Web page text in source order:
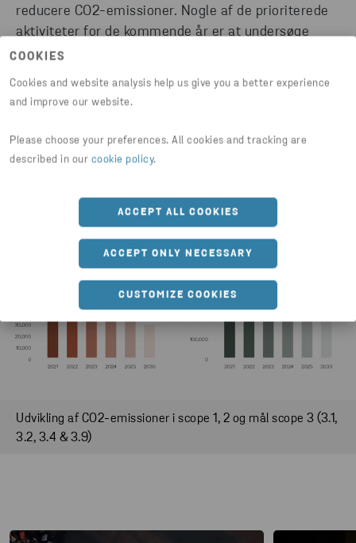
COOKIES
Cookies and website analysis help us give you a better experience
and improve our website.
Please choose your preferences. All cookies and tracking are
described in our cookie policy.
ACCEPT ALL COOKIES
ACCEPT ONLY NECESSARY
CUSTOMIZE COOKIES
reducere CO2-emissioner. Nogle af de prioriterede
aktiviteter for de kommende år er at undersøge
mulighederne for at elektrificere en større del af
biobrændstof og øge brugen af vedvarende energi.
logistik for at undersøge, hvordan man kan opnå
effektive reduktioner.
Udvikling af CO2-emissioner i scope 1, 2 og mål scope 3 (3.1,
3.2, 3.4 & 3.9)